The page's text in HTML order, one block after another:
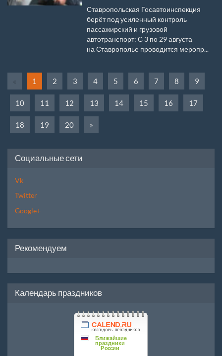
Ставропольская Госавтоинспекция
берёт под усиленный контроль
пассажирский и грузовой
автотранспорт: С 3 по 29 августа
на Ставрополье проводится меропр...
« 1 2 3 4 5 6 7 8 9
10 11 12 13 14 15 16 17
18 19 20 »
Социальные сети
Vk
Twitter
Google+
Рекомендуем
Календарь праздников